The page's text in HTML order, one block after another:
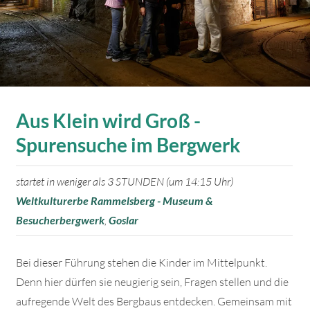
Aus Klein wird Groß -
Spurensuche im Bergwerk
startet in weniger als 3 STUNDEN (um 14:15 Uhr)
Weltkulturerbe Rammelsberg - Museum &
Besucherbergwerk, Goslar
Bei dieser Führung stehen die Kinder im Mittelpunkt.
Denn hier dürfen sie neugierig sein, Fragen stellen und die
aufregende Welt des Bergbaus entdecken. Gemeinsam mit